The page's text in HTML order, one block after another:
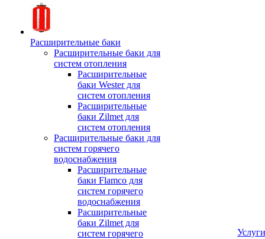
Расширительные баки
Расширительные баки для
систем отопления
Расширительные
баки Wester для
систем отопления
Расширительные
баки Zilmet для
систем отопления
Расширительные баки для
систем горячего
водоснабжения
Расширительные
баки Flamco для
систем горячего
водоснабжения
Расширительные
баки Zilmet для
систем горячего
Услуги